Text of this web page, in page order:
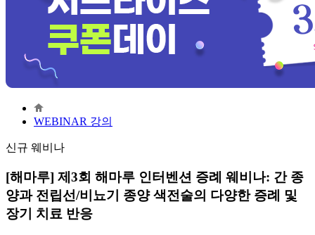
WEBINAR 강의
신규 웨비나
[해마루] 제3회 해마루 인터벤션 증례 웨비나: 간 종
양과 전립선/비뇨기 종양 색전술의 다양한 증례 및
장기 치료 반응